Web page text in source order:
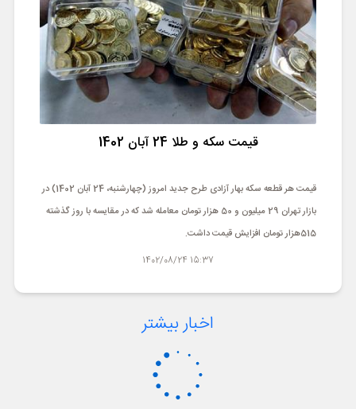
قیمت سکه و طلا 24 آبان 1402
قیمت هر قطعه سکه بهار آزادی طرح جدید امروز (چهارشنبه، 24 آبان 1402) در
بازار تهران 29 میلیون و 50 هزار تومان معامله شد که در مقایسه با روز گذشته
515هزار تومان افزایش قیمت داشت.
15:37 1402/08/24
اخبار بیشتر